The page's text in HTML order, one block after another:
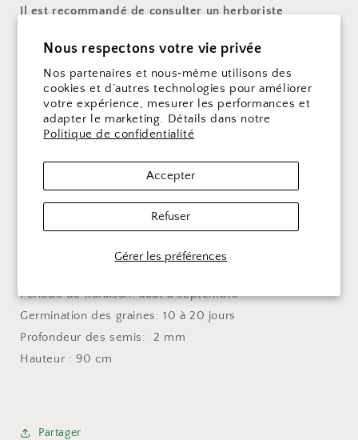
Nous respectons votre vie privée
Nos partenaires et nous‑même utilisons des
cookies et d’autres technologies pour améliorer
votre expérience, mesurer les performances et
adapter le marketing. Détails dans notre
Politique de confidentialité
Gérer les préférences
Accepter
Refuser
Il est recommandé de consulter un herboriste
santé qualifié avant d’utiliser de façon thérapeutique.
Instructions de plantation: Démarrer en semis intérieur
en mars ou en semis direct à l’extérieur après les
derniers gels. Couvrir les graines très légèrement de
Type de plante: vivace
Zone de rusticité: 3
Couleur des fleurs: jaune doré
Période de floraison: août à septembre
Germination des graines: 10 à 20 jours
Profondeur des semis: 2 mm
Hauteur : 90 cm
Partager